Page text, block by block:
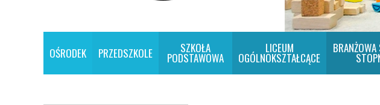
OŚRODEK PRZEDSZKOLE SZKOŁA
PODSTAWOWA
LICEUM
OGÓLNOKSZTAŁCĄCE